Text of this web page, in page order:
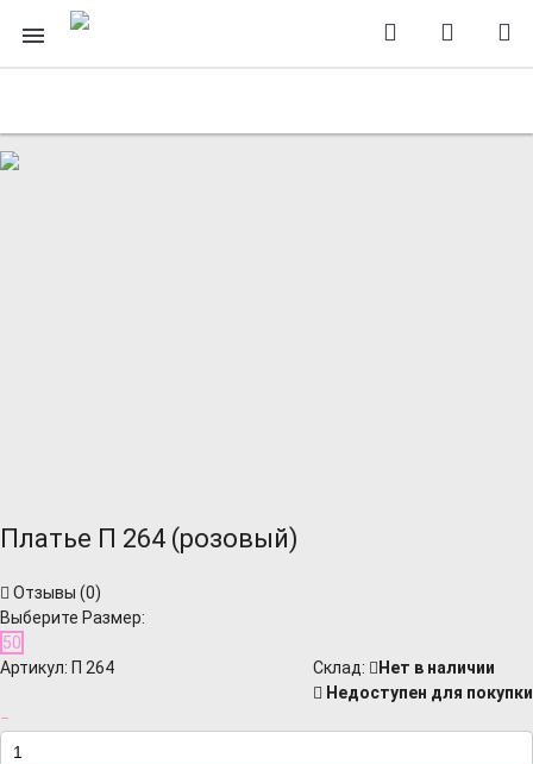
Платье П 264 (розовый)
Отзывы (0)
Выберите Размер:
50
Артикул: П 264 Cклад:
Нет в наличии
Недоступен для покупки
−